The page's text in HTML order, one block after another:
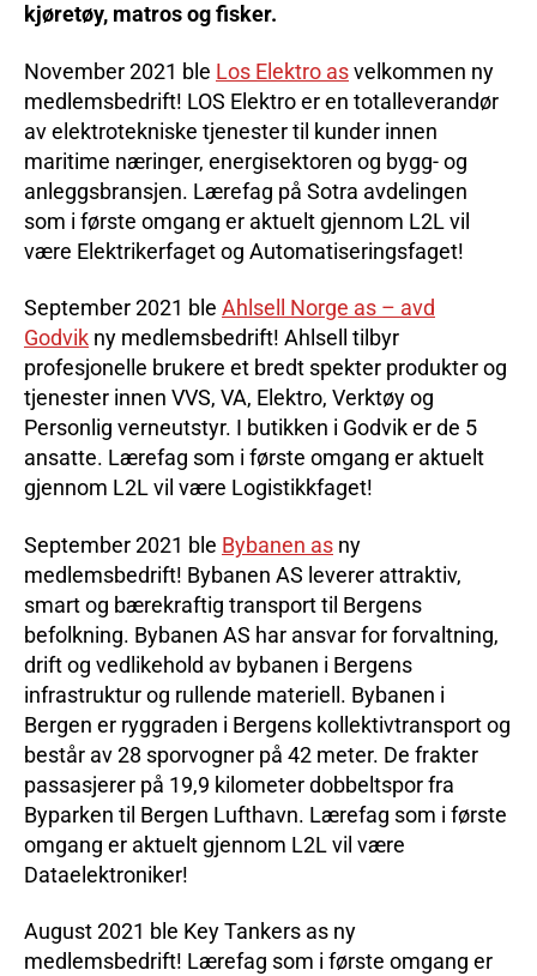
kjøretøy, matros og fisker.
November 2021 ble Los Elektro asvelkommen ny
medlemsbedrift! LOS Elektro er en totalleverandør
av elektrotekniske tjenester til kunder innen
maritime næringer, energisektoren og bygg- og
anleggsbransjen. Lærefag på Sotra avdelingen
som i første omgang er aktuelt gjennom L2L vil
være Elektrikerfaget og Automatiseringsfaget!
September 2021 ble Ahlsell Norge as – avd
Godvik ny medlemsbedrift! Ahlsell tilbyr
profesjonelle brukere et bredt spekter produkter og
tjenester innen VVS, VA, Elektro, Verktøy og
Personlig verneutstyr. I butikken i Godvik er de 5
ansatte. Lærefag som i første omgang er aktuelt
gjennom L2L vil være Logistikkfaget!
September 2021 ble Bybanen as ny
medlemsbedrift! Bybanen AS leverer attraktiv,
smart og bærekraftig transport til Bergens
befolkning. Bybanen AS har ansvar for forvaltning,
drift og vedlikehold av bybanen i Bergens
infrastruktur og rullende materiell. Bybanen i
Bergen er ryggraden i Bergens kollektivtransport og
består av 28 sporvogner på 42 meter. De frakter
passasjerer på 19,9 kilometer dobbeltspor fra
Byparken til Bergen Lufthavn. Lærefag som i første
omgang er aktuelt gjennom L2L vil være
Dataelektroniker!
August 2021 ble Key Tankers as ny
medlemsbedrift! Lærefag som i første omgang er